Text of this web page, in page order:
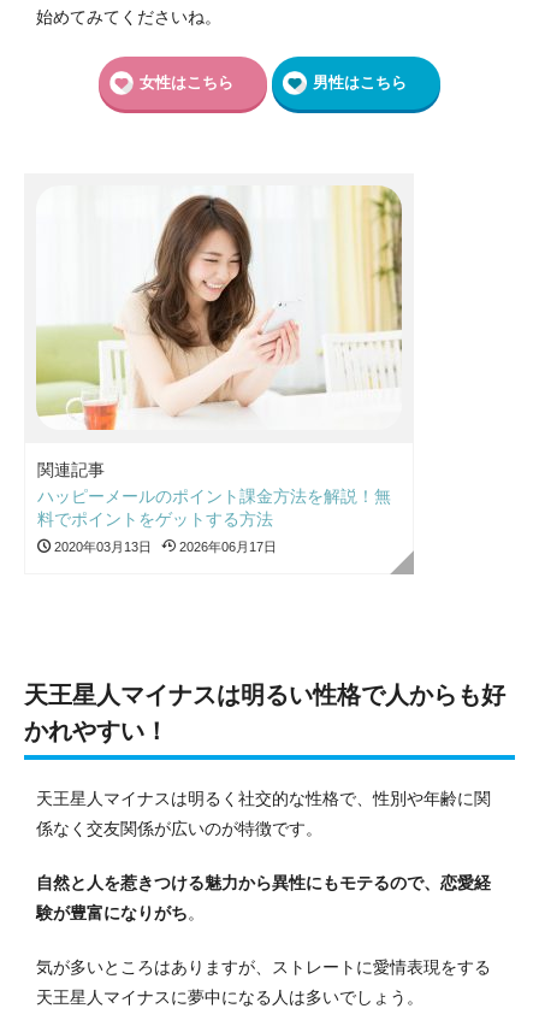
始めてみてくださいね。
女性はこちら 男性はこちら
関連記事
ハッピーメールのポイント課金方法を解説！無
料でポイントをゲットする方法
2020年03月13日 2026年06月17日
天王星人マイナスは明るい性格で人からも好
かれやすい！
天王星人マイナスは明るく社交的な性格で、性別や年齢に関
係なく交友関係が広いのが特徴です。
自然と人を惹きつける魅力から異性にもモテるので、恋愛経
験が豊富になりがち。
気が多いところはありますが、ストレートに愛情表現をする
天王星人マイナスに夢中になる人は多いでしょう。